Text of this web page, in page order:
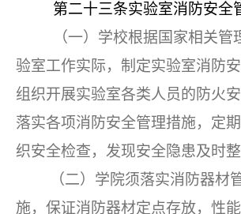
第二十三条实验室消防安全
（一）学校根据国家相关管
验室工作实际，制定实验室消防安
组织开展实验室各类人员的防火
落实各项消防安全管理措施，定
织安全检查，发现安全隐患及时整
（二）学院须落实消防器材
施，保证消防器材定点存放，性